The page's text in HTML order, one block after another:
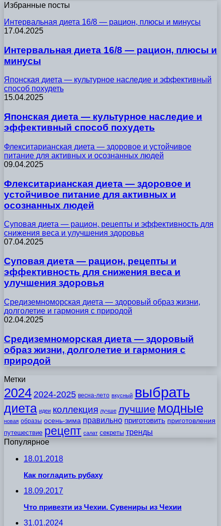
Избранные посты
Интервальная диета 16/8 — рацион, плюсы и минусы
17.04.2025
Интервальная диета 16/8 — рацион, плюсы и
минусы
Японская диета — культурное наследие и эффективный
способ похудеть
15.04.2025
Японская диета — культурное наследие и
эффективный способ похудеть
Флекситарианская диета — здоровое и устойчивое
питание для активных и осознанных людей
09.04.2025
Флекситарианская диета — здоровое и
устойчивое питание для активных и
осознанных людей
Суповая диета — рацион, рецепты и эффективность для
снижения веса и улучшения здоровья
07.04.2025
Суповая диета — рацион, рецепты и
эффективность для снижения веса и
улучшения здоровья
Средиземноморская диета — здоровый образ жизни,
долголетие и гармония с природой
02.04.2025
Средиземноморская диета — здоровый
образ жизни, долголетие и гармония с
природой
Метки
2024 2024-2025 весна-лето вкусный выбрать
диета идеи коллекция лучше лучшие модные
новая образы осень-зима правильно приготовить приготовления
путешествие рецепт салат секреты тренды
Популярное
18.01.2018
Как погладить рубаху
18.09.2017
Что привезти из Чехии. Сувениры из Чехии
31.01.2024